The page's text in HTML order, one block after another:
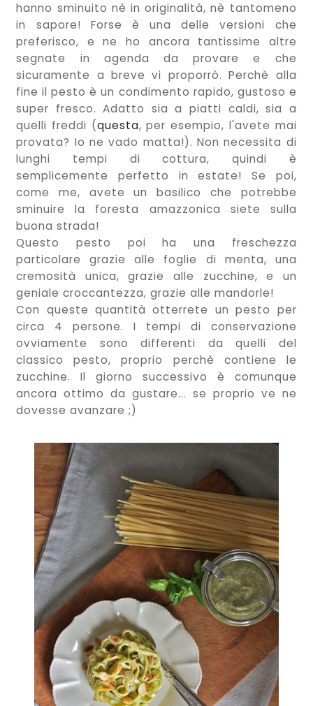
hanno sminuito nè in originalità, nè tantomeno
in sapore! Forse è una delle versioni che
preferisco, e ne ho ancora tantissime altre
segnate in agenda da provare e che
sicuramente a breve vi proporrò. Perchè alla
fine il pesto è un condimento rapido, gustoso e
super fresco. Adatto sia a piatti caldi, sia a
quelli freddi (questa, per esempio, l'avete mai
provata? Io ne vado matta!). Non necessita di
lunghi tempi di cottura, quindi è
semplicemente perfetto in estate! Se poi,
come me, avete un basilico che potrebbe
sminuire la foresta amazzonica siete sulla
buona strada!
Questo pesto poi ha una freschezza
particolare grazie alle foglie di menta, una
cremosità unica, grazie alle zucchine, e un
geniale croccantezza, grazie alle mandorle!
Con queste quantità otterrete un pesto per
circa 4 persone. I tempi di conservazione
ovviamente sono differenti da quelli del
classico pesto, proprio perchè contiene le
zucchine. Il giorno successivo è comunque
ancora ottimo da gustare... se proprio ve ne
dovesse avanzare ;)